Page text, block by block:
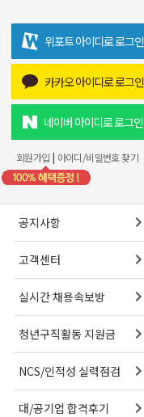
위포트 아이디로 로그인
카카오 아이디로 로그인
네이버 아이디로 로그인
회원가입 | 아이디/비밀번호 찾기
공지사항
고객센터
실시간 채용속보방
청년구직활동 지원금
NCS/인적성 실력점검
대/공기업 합격후기